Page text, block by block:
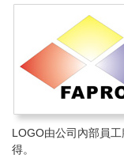
LOGO由公司內部員
得。